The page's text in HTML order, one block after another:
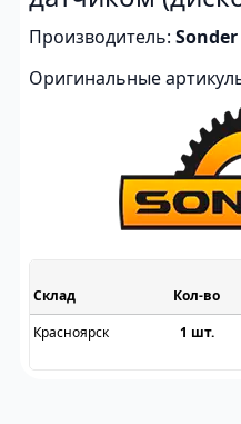
2pin
Производитель: Sonder
Оригинальные
Склад
Красноярск
1 шт.